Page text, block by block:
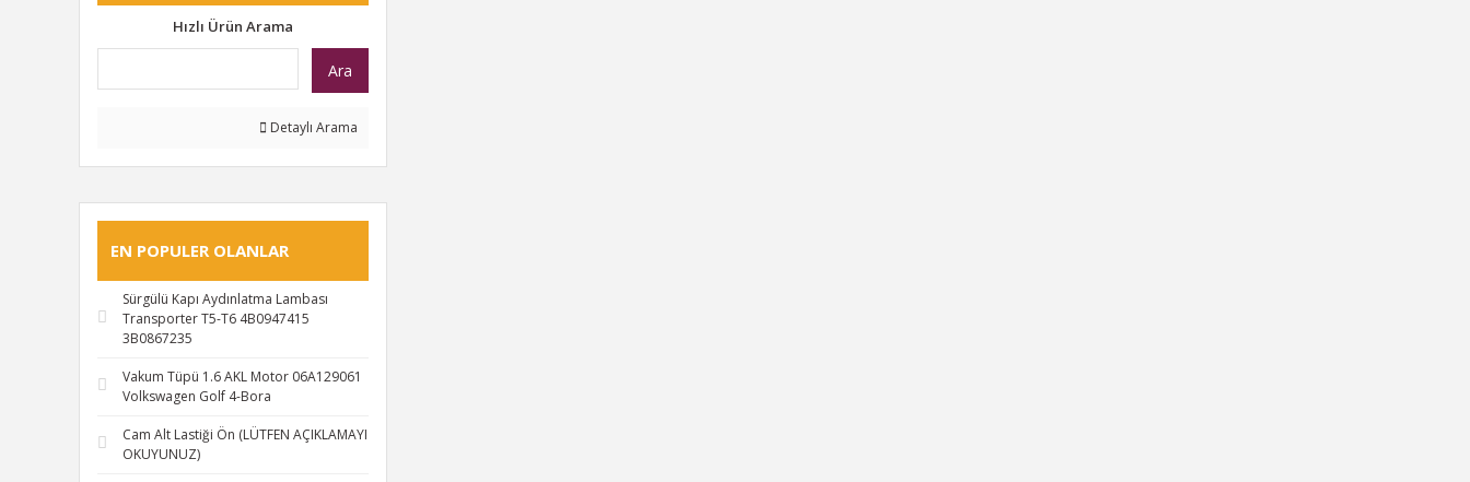
Hızlı Ürün Arama
Ara
Detaylı Arama
EN POPULER OLANLAR
Sürgülü Kapı Aydınlatma Lambası
Transporter T5-T6 4B0947415
3B0867235
Vakum Tüpü 1.6 AKL Motor 06A129061
Volkswagen Golf 4-Bora
Cam Alt Lastiği Ön (LÜTFEN AÇIKLAMAYI
OKUYUNUZ)